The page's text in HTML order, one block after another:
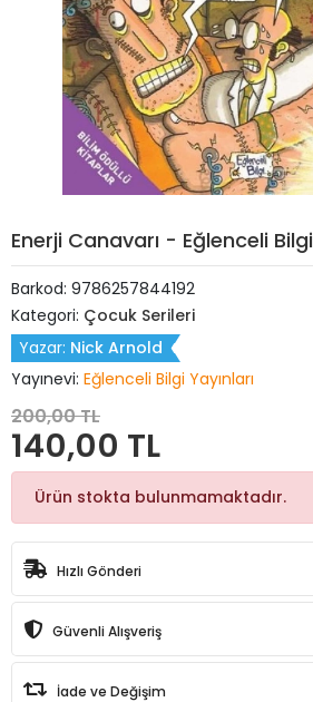
Enerji Canavarı - Eğlenceli Bilgi
Barkod: 9786257844192
Kategori: Çocuk Serileri
Yazar: Nick Arnold
Yayınevi: Eğlenceli Bilgi Yayınları
200,00 TL
140,00 TL
Ürün stokta bulunmamaktadır.
Hızlı Gönderi
Güvenli Alışveriş
İade ve Değişim